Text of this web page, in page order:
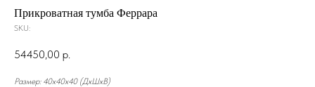
Прикроватная тумба Феррара
SKU:
54450,00 р.
Размер: 40x40x40 (ДxШxВ)